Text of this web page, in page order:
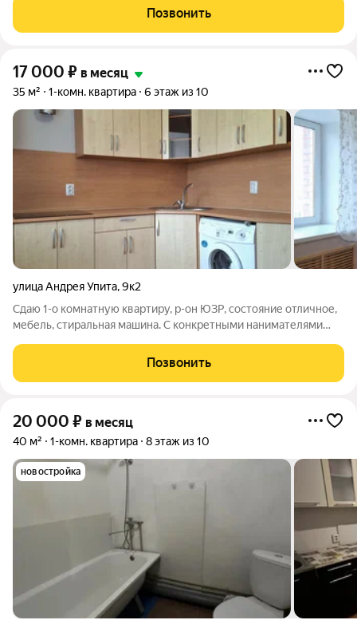
однокомнатную квартиру в центре города. Идеальное
решение для одного человека или
Позвонить
17 000 ₽ в месяц
35 м² 1-комн. квартира 6 этаж из 10
улица Андрея Упита,9к2
Сдаю 1-о комнатную квартиру, р-он ЮЗР, состояние отличное,
мебель, стиральная машина. С конкретными нанимателями
сроки. Цена 17000+коммунальные платежи. Залог можно
разделить на несколько
Позвонить
20 000 ₽ в месяц
40 м² 1-комн. квартира 8 этаж из 10
новостройка